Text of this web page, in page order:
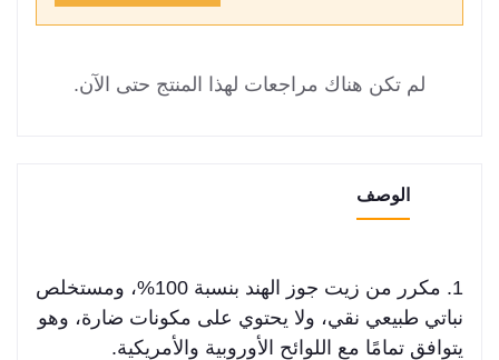
لم تكن هناك مراجعات لهذا المنتج حتى الآن.
الوصف
1. مكرر من زيت جوز الهند بنسبة 100%، ومستخلص
نباتي طبيعي نقي، ولا يحتوي على مكونات ضارة، وهو
يتوافق تمامًا مع اللوائح الأوروبية والأمريكية.